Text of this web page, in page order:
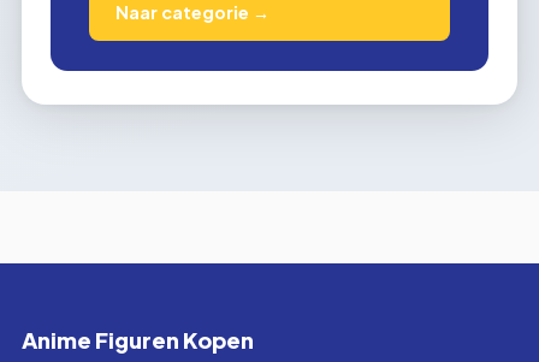
Naar categorie →
Anime Figuren Kopen